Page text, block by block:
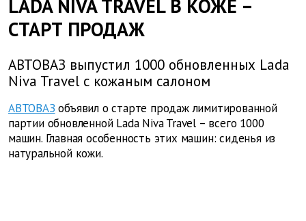
LADA NIVA TRAVEL В КОЖЕ –
СТАРТ ПРОДАЖ
АВТОВАЗ выпустил 1000 обновленных Lada
Niva Travel с кожаным салоном
АВТОВАЗ объявил о старте продаж лимитированной
партии обновленной Lada Niva Travel – всего 1000
машин. Главная особенность этих машин: сиденья из
натуральной кожи.